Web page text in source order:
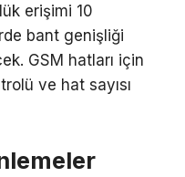
erişimi 10
bant genişliği
GSM hatları için
ve hat sayısı